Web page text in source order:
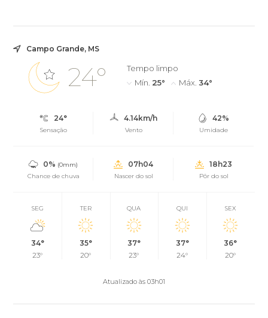
Campo Grande, MS
24°
Tempo limpo
Mín. 25° Máx. 34°
24°
Sensação
4.14km/h
Vento
42%
Umidade
0% (0mm)
Chance de chuva
07h04
Nascer do sol
18h23
Pôr do sol
SEG
34°
23°
TER
35°
20°
QUA
37°
23°
QUI
37°
24°
SEX
36°
20°
Atualizado às 03h01